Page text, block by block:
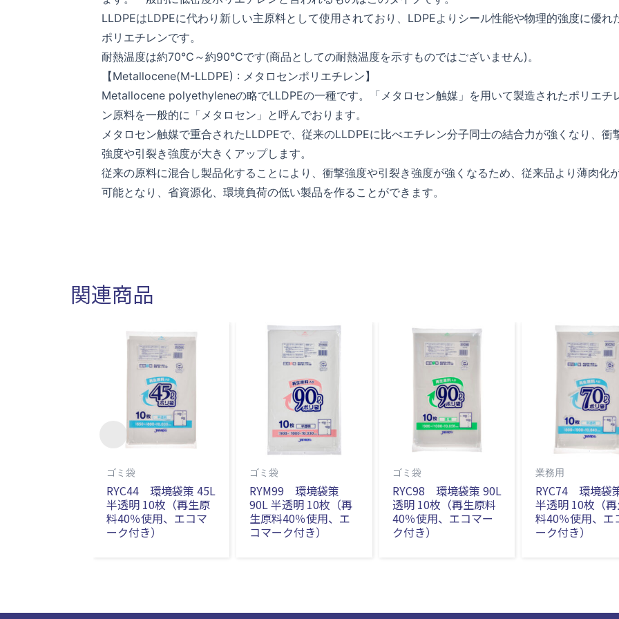
LLDPEはLDPEに代わり新しい主原料として使用されており、LDPEよりシール性能や物理的強度に優れ
ポリエチレンです。
耐熱温度は約70℃～約90℃です(商品としての耐熱温度を示すものではございません)。
【Metallocene(M-LLDPE) : メタロセンポリエチレン】
Metallocene polyethyleneの略でLLDPEの一種です。「メタロセン触媒」を用いて製造されたポリエチ
ン原料を一般的に「メタロセン」と呼んでおります。
メタロセン触媒で重合されたLLDPEで、従来のLLDPEに比べエチレン分子同士の結合力が強くなり、衝
強度や引裂き強度が大きくアップします。
従来の原料に混合し製品化することにより、衝撃強度や引裂き強度が強くなるため、従来品より薄肉化
可能となり、省資源化、環境負荷の低い製品を作ることができます。
関連商品
ゴミ袋
RYC44 環境袋策 45L
半透明 10枚（再生原
料40％使用、エコマ
ーク付き）
ゴミ袋
RYM99 環境袋策
90L 半透明 10枚（再
生原料40％使用、エ
コマーク付き）
ゴミ袋
RYC98 環境袋策 90L
透明 10枚（再生原料
40％使用、エコマー
ク付き）
業務用
RYC74 環境袋
半透明 10枚（
料40％使用、エ
ーク付き）